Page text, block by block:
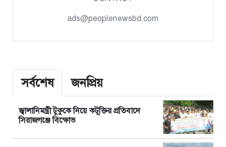
ads@peoplenewsbd.com
সর্বশেষ জনপ্রিয়
জ্বালানিমন্ত্রী টুকুকে নিয়ে কটূক্তির প্রতিবাদে
সিরাজগঞ্জে বিক্ষোভ